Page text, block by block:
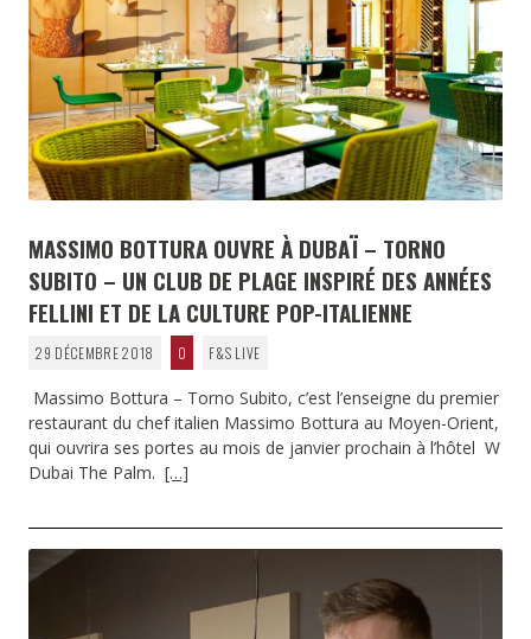
MASSIMO BOTTURA OUVRE À DUBAÏ – TORNO
SUBITO – UN CLUB DE PLAGE INSPIRÉ DES ANNÉES
FELLINI ET DE LA CULTURE POP-ITALIENNE
29 DÉCEMBRE 2018 0 F&S LIVE
Massimo Bottura – Torno Subito, c’est l’enseigne du premier
restaurant du chef italien Massimo Bottura au Moyen-Orient,
qui ouvrira ses portes au mois de janvier prochain à l’hôtel W
Dubai The Palm. […]